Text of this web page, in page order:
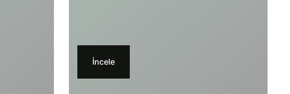
İncele